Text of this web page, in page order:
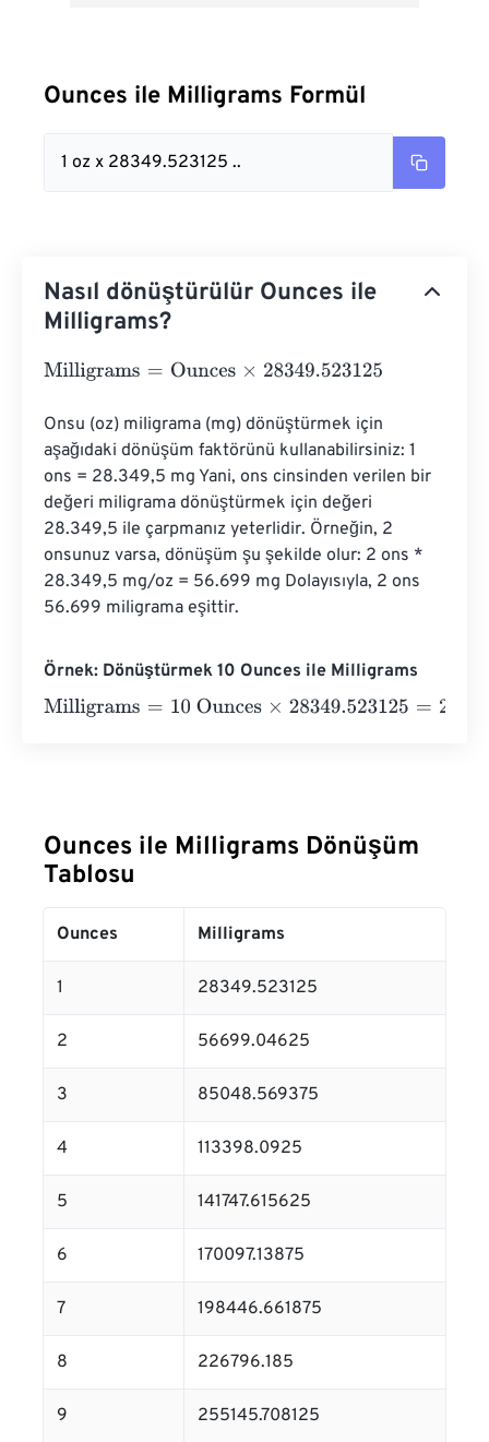
Ounces ile Milligrams Formül
1 oz x 28349.523125 ..
Nasıl dönüştürülür Ounces ile
Milligrams?
Milligrams=Ounces×28349.523125
Onsu (oz) miligrama (mg) dönüştürmek için
aşağıdaki dönüşüm faktörünü kullanabilirsiniz: 1
ons = 28.349,5 mg Yani, ons cinsinden verilen bir
değeri miligrama dönüştürmek için değeri
28.349,5 ile çarpmanız yeterlidir. Örneğin, 2
onsunuz varsa, dönüşüm şu şekilde olur: 2 ons *
28.349,5 mg/oz = 56.699 mg Dolayısıyla, 2 ons
56.699 miligrama eşittir.
Örnek: Dönüştürmek 10 Ounces ile Milligrams
Milligrams=10 Ounces×28349.523125=283495.23125
Ounces ile Milligrams Dönüşüm
Tablosu
Ounces Milligrams
1 28349.523125
2 56699.04625
3 85048.569375
4 113398.0925
5 141747.615625
6 170097.13875
7 198446.661875
8 226796.185
9 255145.708125